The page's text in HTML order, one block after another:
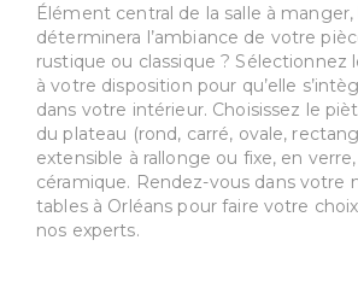
Élément central de la salle à manger,
déterminera l’ambiance de votre
rustique ou classique ? Sélectionnez
à votre disposition pour qu’elle
dans votre intérieur. Choisissez le
du plateau (rond, carré, ovale,
extensible à rallonge ou fixe, en
céramique. Rendez-vous dans votre
tables à Orléans pour faire votre choix
nos experts.